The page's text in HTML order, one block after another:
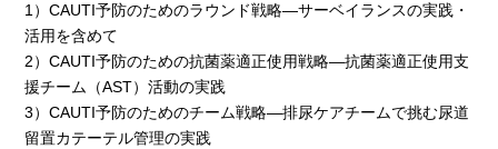
1）CAUTI予防のためのラウンド戦略―サーベイランスの実践・
活用を含めて
2）CAUTI予防のための抗菌薬適正使用戦略―抗菌薬適正使用支
援チーム（AST）活動の実践
3）CAUTI予防のためのチーム戦略―排尿ケアチームで挑む尿道
留置カテーテル管理の実践